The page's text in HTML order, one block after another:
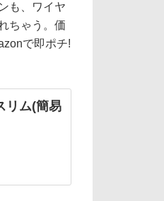
も、ワイヤ
ちゃう。価
で即ポチ!
リム(簡易